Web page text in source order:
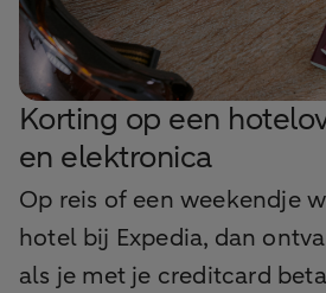
Korting op een
en elektronica
Op reis of een weekendje
hotel bij Expedia, dan
als je met je creditcard